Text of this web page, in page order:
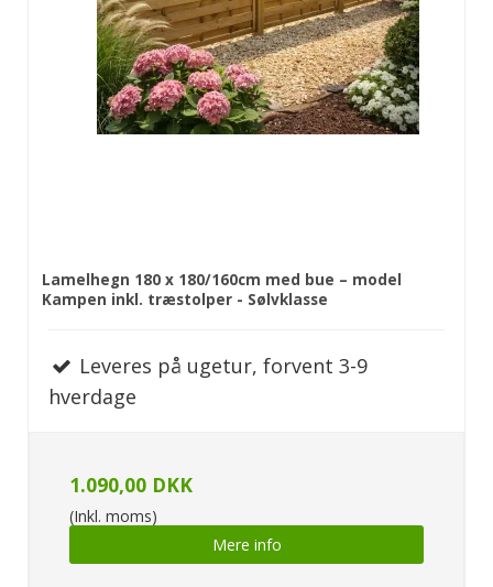
Lamelhegn 180 x 180/160cm med bue – model
Kampen inkl. træstolper - Sølvklasse
Leveres på ugetur, forvent 3-9
hverdage
1.090,00 DKK
(Inkl. moms)
Mere info